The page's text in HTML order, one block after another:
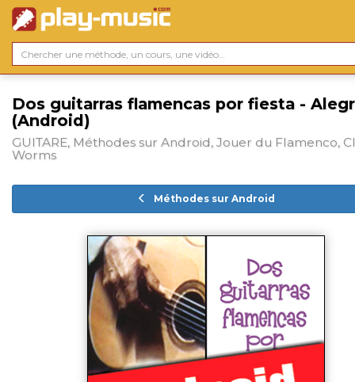
Dos guitarras flamencas por fiesta -
(Android)
GUITARE, Méthodes sur Android, Jouer du Flamenco,
Worms
Méthodes sur Android